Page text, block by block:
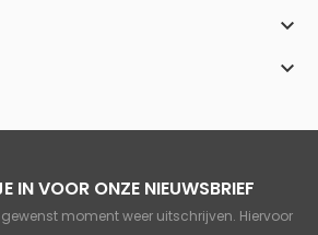
keyboard_arrow_down
keyboard_arrow_down
IN VOOR ONZE NIEUWSBRIEF
gewenst moment weer uitschrijven. Hiervoor